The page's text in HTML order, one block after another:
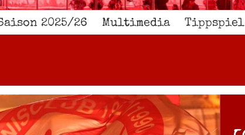
2025/26 Multimedia Tippspiel